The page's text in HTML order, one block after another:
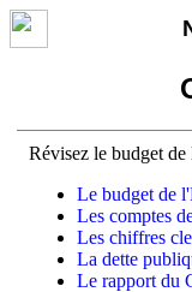
Révisez le budget de
Le budget de
Les comptes
Les chiffres
La dette
Le rapport du